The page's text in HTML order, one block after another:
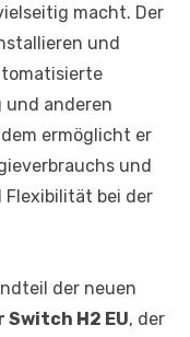
macht. Der
und
anderen
ermöglicht er
und
bei der
der neuen
Switch H2 EU, der